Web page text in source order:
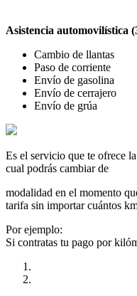
Asistencia automovilística
Cambio de llantas
Paso de corriente
Envío de gasolina
Envío de cerrajero
Envío de grúa
Es el servicio que te ofrece
cual podrás cambiar de
modalidad en el momento
tarifa sin importar cuántos
Por ejemplo:
Si contratas tu pago por